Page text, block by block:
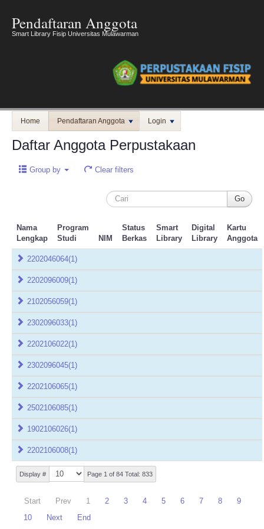
Pendaftaran Anggota
Smart Library Fisip Universitas Mulawarman
Home Pendaftaran Anggota Login
Daftar Anggota Perpustakaan
Group by Clear filters
Nama
Lengkap
Program
Studi
NIM
Status
Berkas
Smart
Library
Digital
Library
Kartu
Anggota
Display # Page 1 of 84 Total: 833
Start Prev 1 2 3 4 5 6 7 8
9
10
Next End
2202046064(1)
2202096009(1)
2102056059(1)
2302096033(1)
2202106022(1)
2302096045(1)
2202106065(1)
2502106085(1)
1902106026(1)
2202106008(1)